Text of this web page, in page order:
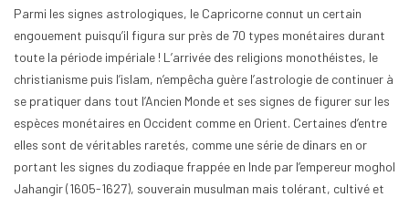
Parmi les signes astrologiques, le Capricorne connut un certain
engouement puisqu’il figura sur près de 70 types monétaires durant
toute la période impériale ! L’arrivée des religions monothéistes, le
christianisme puis l’islam, n’empêcha guère l’astrologie de continuer à
se pratiquer dans tout l’Ancien Monde et ses signes de figurer sur les
espèces monétaires en Occident comme en Orient. Certaines d’entre
elles sont de véritables raretés, comme une série de dinars en or
portant les signes du zodiaque frappée en Inde par l’empereur moghol
Jahangir (1605-1627), souverain musulman mais tolérant, cultivé et